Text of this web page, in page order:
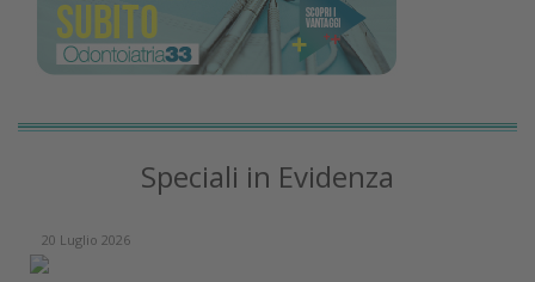
Speciali in Evidenza
20 Luglio 2026